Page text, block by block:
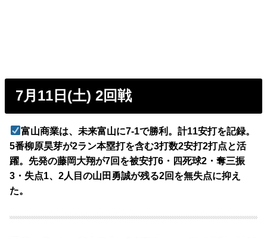
7月11日(土) 2回戦
富山商業は、未来富山に7-1で勝利。計11安打を記録。
5番柳原昊芽が2ラン本塁打を含む3打数2安打2打点と活
躍。先発の藤岡大翔が7回を被安打6・四死球2・奪三振
3・失点1、2人目の山田勇誠が残る2回を無失点に抑え
た。